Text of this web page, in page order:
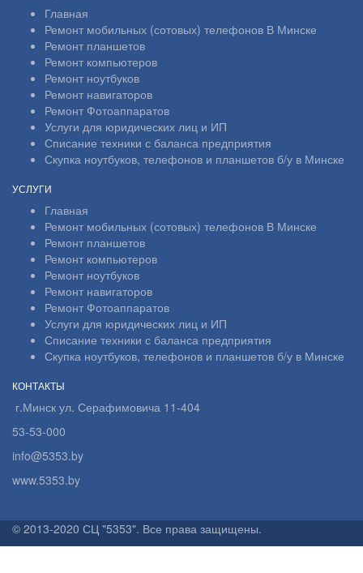
Главная
Ремонт мобильных (сотовых) телефонов В Минске
Ремонт планшетов
Ремонт компьютеров
Ремонт ноутбуков
Ремонт навигаторов
Ремонт Фотоаппаратов
Услуги для юридических лиц и ИП
Списание техники с баланса предприятия
Скупка ноутбуков, телефонов и планшетов б/у в Минске
УСЛУГИ
Главная
Ремонт мобильных (сотовых) телефонов В Минске
Ремонт планшетов
Ремонт компьютеров
Ремонт ноутбуков
Ремонт навигаторов
Ремонт Фотоаппаратов
Услуги для юридических лиц и ИП
Списание техники с баланса предприятия
Скупка ноутбуков, телефонов и планшетов б/у в Минске
КОНТАКТЫ
г.Минск ул. Серафимовича 11-404
53-53-000
info@5353.by
www.5353.by
© 2013-2020 СЦ "5353". Все права защищены.